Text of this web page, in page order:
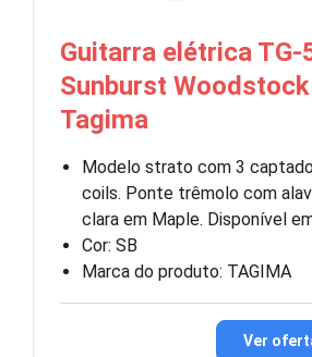
Guitarra elétrica TG-
Sunburst
Tagima
Modelo strato com 3
coils. Ponte trêmolo com
clara em Maple. Disponível
Cor: SB
Marca do produto: TAGIMA
Ver